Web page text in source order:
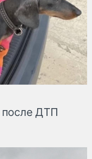
после ДТП